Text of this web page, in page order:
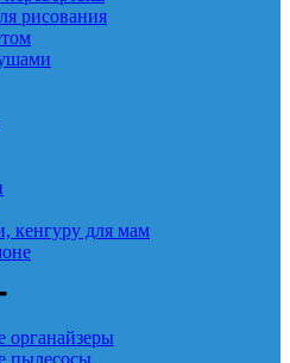
рисования
кенгуру для мам
пылесосы